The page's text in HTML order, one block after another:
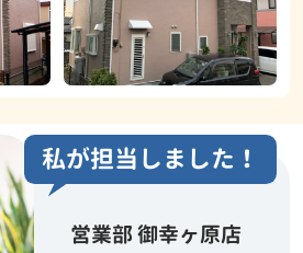
私が担当しました！
営業部 御幸ヶ原店